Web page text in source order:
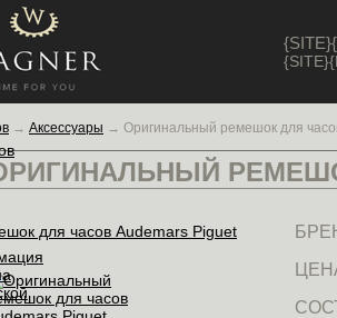
→ Аксессуары → Оригинальный ремешок для